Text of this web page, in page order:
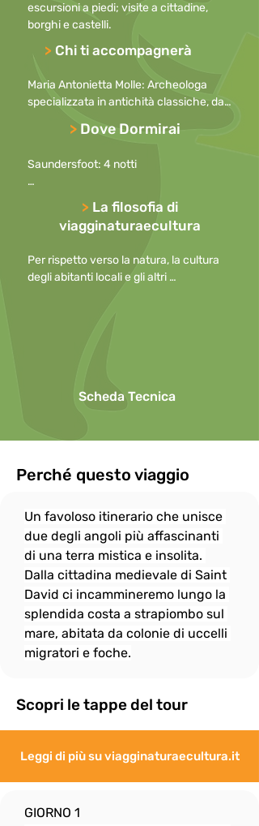
escursioni a piedi; visite a cittadine,
borghi e castelli.
> Chi ti accompagnerà
Maria Antonietta Molle: Archeologa
specializzata in antichità classiche, da
Negli anni ha approfondito le sue
Patrimonio culturale e nella
realizzazione di Progetti per il suo
Lingue: Inglese
Competenze: Storia, Archeologia, Arte.
Accompagnatore Turistico.
> Dove Dormirai
Saundersfoot: 4 notti
Crickhowell:    4 notti
> La filosofia di
viagginaturaecultura
Per rispetto verso la natura, la cultura
degli abitanti locali e gli altri
Per questioni di sicurezza l’uso di
"lente" e per questo
necessario, per attendere eventuali
"ritardatari"; ciò non
esenta però i più “pigri” a fare del loro
meglio per non distaccarsi troppo dal
gruppo e rallentare
eccessivamente le attività.
Scheda Tecnica
Perché questo viaggio
Un favoloso itinerario che unisce
due degli angoli più affascinanti
di una terra mistica e insolita.
Dalla cittadina medievale di Saint
David ci incammineremo lungo la
splendida costa a strapiombo sul
mare, abitata da colonie di uccelli
migratori e foche.
Scopri le tappe del tour
Leggi di più su viagginaturaecultura.it
GIORNO 1